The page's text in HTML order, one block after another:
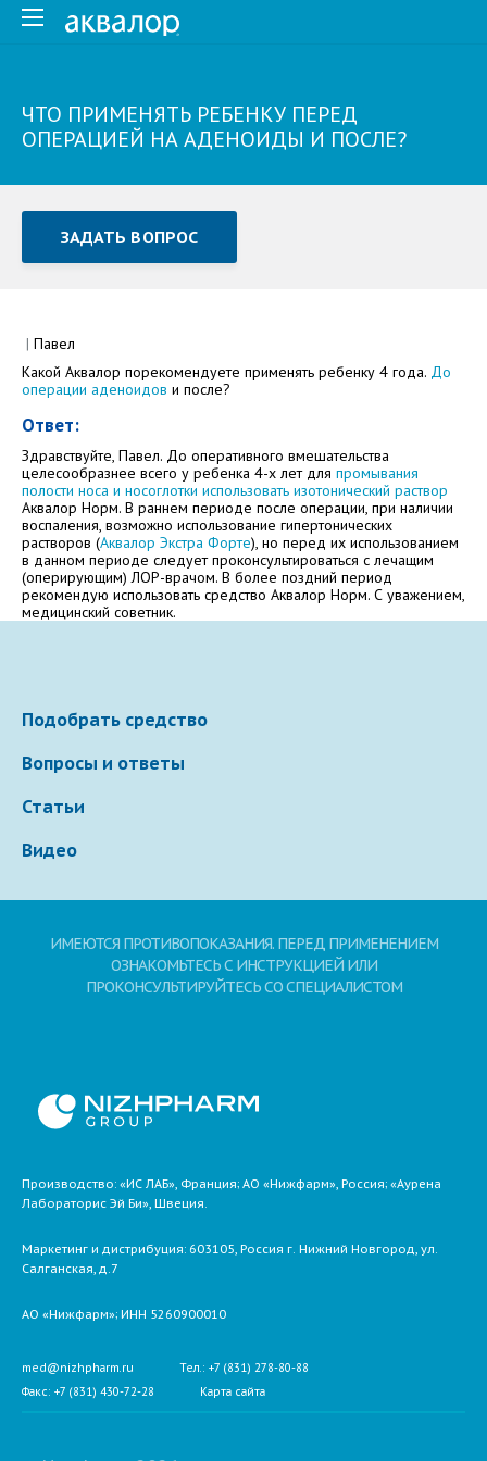
ЧТО ПРИМЕНЯТЬ РЕБЕНКУ ПЕРЕД
ОПЕРАЦИЕЙ НА АДЕНОИДЫ И ПОСЛЕ?
ЗАДАТЬ ВОПРОС
Как Вас зовут
Электронная почта
Отправляя вопрос, я принимаю
Свернуть
| Павел
Какой Аквалор порекомендуете применять ребенку 4 года. До
операции аденоидов и после?
Ответ:
Здравствуйте, Павел. До оперативного вмешательства
целесообразнее всего у ребенка 4-х лет для промывания
полости носа и носоглотки использовать изотонический раствор
Аквалор Норм. В раннем периоде после операции, при наличии
воспаления, возможно использование гипертонических
растворов (Аквалор Экстра Форте), но перед их использованием
в данном периоде следует проконсультироваться с лечащим
(оперирующим) ЛОР-врачом. В более поздний период
рекомендую использовать средство Аквалор Норм. С уважением,
медицинский советник.
Подобрать средство
Вопросы и ответы
Статьи
Видео
ИМЕЮТСЯ ПРОТИВОПОКАЗАНИЯ. ПЕРЕД ПРИМЕНЕНИЕМ
ОЗНАКОМЬТЕСЬ С ИНСТРУКЦИЕЙ ИЛИ
ПРОКОНСУЛЬТИРУЙТЕСЬ СО СПЕЦИАЛИСТОМ
Производство: «ИС ЛАБ», Франция; АО «Нижфарм», Россия; «Аурена
Лабораторис Эй Би», Швеция.
Маркетинг и дистрибуция: 603105, Россия г. Нижний Новгород, ул.
Салганская, д.7
АО «Нижфарм»; ИНН 5260900010
med@nizhpharm.ru
Тел.: +7 (831) 278-80-88
Факс: +7 (831) 430-72-28
Карта сайта